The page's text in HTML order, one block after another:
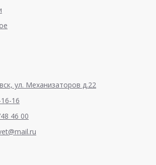
ул. Механизаторов д.22
16
46 00